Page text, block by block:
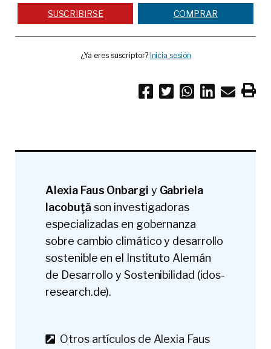
SUSCRIBIRSE COMPRAR
¿Ya eres suscriptor? Inicia sesión
Alexia Faus Onbargi y Gabriela
Iacobuţă son investigadoras
especializadas en gobernanza
sobre cambio climático y desarrollo
sostenible en el Instituto Alemán
de Desarrollo y Sostenibilidad (idos-
research.de).
Otros artículos de Alexia Faus